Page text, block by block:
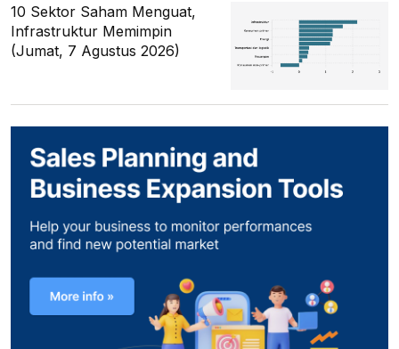
10 Sektor Saham Menguat,
Infrastruktur Memimpin
(Jumat, 7 Agustus 2026)